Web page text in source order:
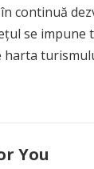
continuă
se impune
You